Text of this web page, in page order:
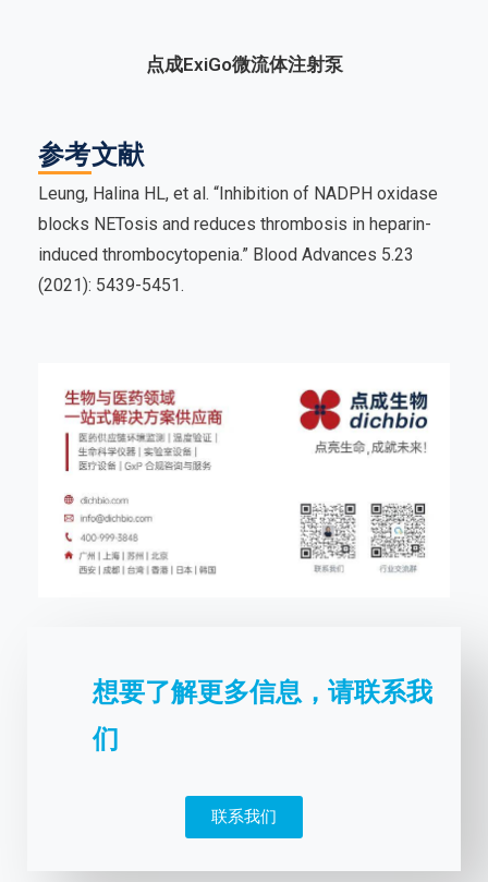
点成ExiGo微流体注射泵
参考文献
Leung, Halina HL, et al. “Inhibition of NADPH oxidase
blocks NETosis and reduces thrombosis in heparin-
induced thrombocytopenia.” Blood Advances 5.23
(2021): 5439-5451.
想要了解更多信息，请联系我
们
联系我们